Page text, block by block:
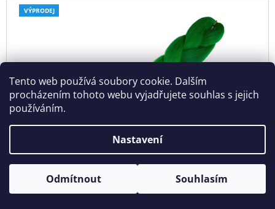
Tento web používá soubory cookie. Dalším
procházením tohoto webu vyjadřujete souhlas s jejich
používáním.
Nastavení
Odmítnout Souhlasím
VÝPRODEJ